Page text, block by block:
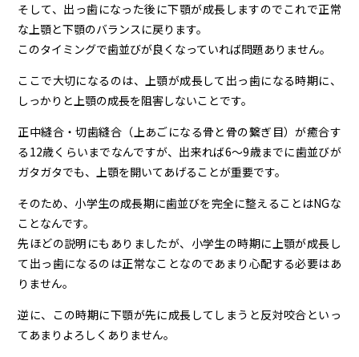
そして、出っ歯になった後に下顎が成長しますのでこれで正常
な上顎と下顎のバランスに戻ります。
このタイミングで歯並びが良くなっていれば問題ありません。
ここで大切になるのは、上顎が成長して出っ歯になる時期に、
しっかりと上顎の成長を阻害しないことです。
正中縫合・切歯縫合（上あごになる骨と骨の繋ぎ目）が癒合す
る12歳くらいまでなんですが、出来れば6〜9歳までに歯並びが
ガタガタでも、上顎を開いてあげることが重要です。
そのため、小学生の成長期に歯並びを完全に整えることはNGな
ことなんです。
先ほどの説明にもありましたが、小学生の時期に上顎が成長し
て出っ歯になるのは正常なことなのであまり心配する必要はあ
りません。
逆に、この時期に下顎が先に成長してしまうと反対咬合といっ
てあまりよろしくありません。